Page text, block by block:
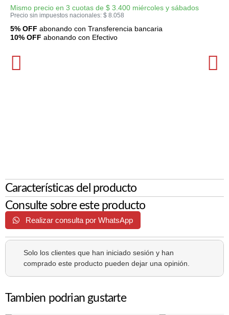
Mismo precio en 3 cuotas de $ 3.400 miércoles y sábados
Precio sin impuestos nacionales: $ 8.058
5% OFF abonando con Transferencia bancaria
10% OFF abonando con Efectivo
Características del producto
Consulte sobre este producto
Realizar consulta por WhatsApp
Solo los clientes que han iniciado sesión y han
comprado este producto pueden dejar una opinión.
Tambien podrian gustarte